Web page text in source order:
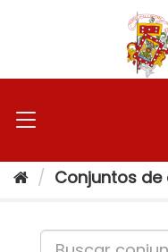
Conjuntos